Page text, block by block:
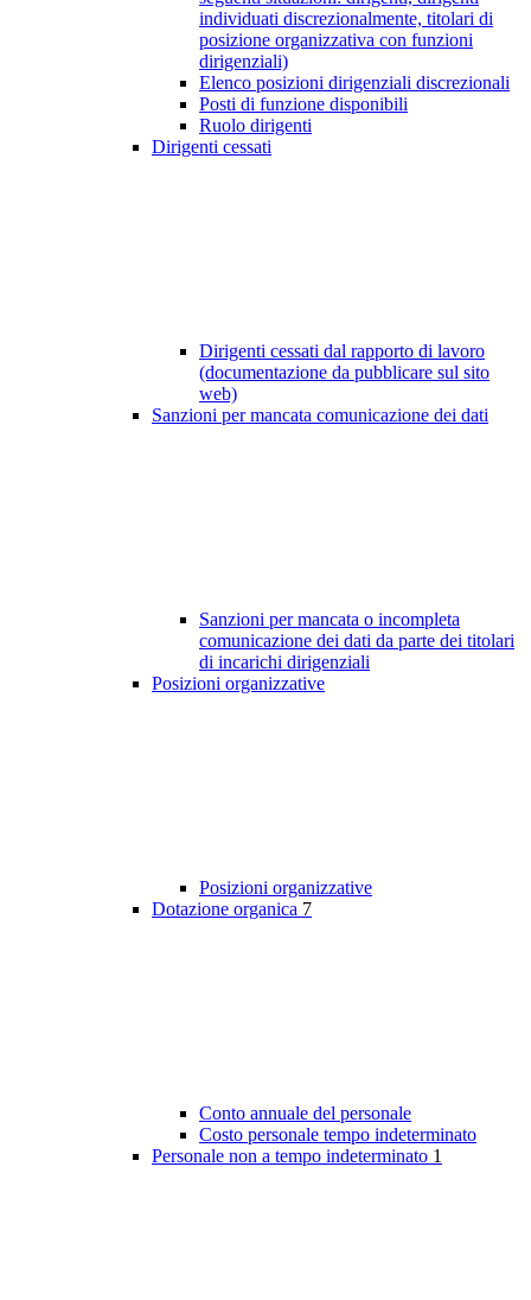
individuati discrezionalmente, titolari di
posizione organizzativa con funzioni
dirigenziali)
Elenco posizioni dirigenziali discrezionali
Posti di funzione disponibili
Ruolo dirigenti
Dirigenti cessati
Dirigenti cessati dal rapporto di lavoro
(documentazione da pubblicare sul sito
web)
Sanzioni per mancata comunicazione dei dati
Sanzioni per mancata o incompleta
comunicazione dei dati da parte dei titolari
di incarichi dirigenziali
Posizioni organizzative
Posizioni organizzative
Dotazione organica 7
Conto annuale del personale
Costo personale tempo indeterminato
Personale non a tempo indeterminato 1